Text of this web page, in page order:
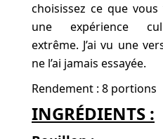
choisissez ce que
une expérience
extrême. J’ai vu une
ne l’ai jamais essayée.
Rendement : 8 portions
INGRÉDIENTS :